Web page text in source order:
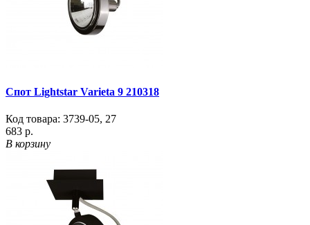
Спот Lightstar Varieta 9 210318
Код товара: 3739-05, 27
683 р.
В корзину